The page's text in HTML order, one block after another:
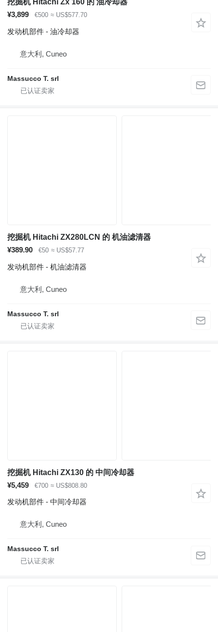
挖掘机 Hitachi Zx 160 的 油冷却器
¥3,899
€500 ≈ US$577.70
发动机部件 - 油冷却器
意大利, Cuneo
Massucco T. srl
挖掘机 Hitachi ZX280LCN 的 机油滤清器
¥389.90
€50 ≈ US$57.77
发动机部件 - 机油滤清器
意大利, Cuneo
Massucco T. srl
挖掘机 Hitachi ZX130 的 中间冷却器
¥5,459
€700 ≈ US$808.80
发动机部件 - 中间冷却器
意大利, Cuneo
Massucco T. srl